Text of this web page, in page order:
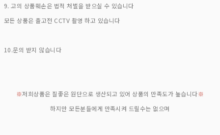
9. 고의 상품훼손은 법적 처벌을 받으실 수 있습니다
모든 상품은 출고전 CCTV 촬영 하고 있습니다
10.문의 받지 않습니다
※저희상품은 질좋은 원단으로 생산되고 있어 상품의 만족도가 높습니다※
하지만 모든분들에게 만족시켜 드릴수는 없으며